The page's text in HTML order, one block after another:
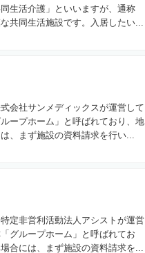
生活介護」といいますが、通称
共同生活施設です。入居したい...
会社サンメディックスが運営して
ープホーム」と呼ばれており、地
、まず施設の資料請求を行い...
定非営利活動法人アシストが運営
グループホーム」と呼ばれてお
合には、まず施設の資料請求を...